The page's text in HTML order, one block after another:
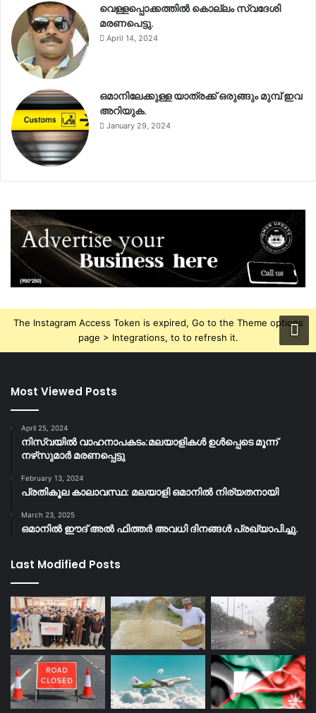
വെള്ളപ്പൊക്കത്തിൽ കൊല്ലം സ്വദേശി
മരണപെട്ടു.
April 14, 2024
ഒമാനിലേക്കുള്ള യാത്രക്ക് ഒരുങ്ങും മുമ്പ് ഇവ
അറിയുക.
January 29, 2024
The Instagram Access Token is expired, Go to the Theme options
page > Integrations, to to refresh it.
Most Viewed Posts
April 25, 2024
നിസ്‌വയിൽ വാഹനാപകടം:മലയാളികള്‍ ഉള്‍പ്പെടെ മൂന്ന്
നഴ്‌സുമാര്‍ മരണപ്പെട്ടു
February 13, 2024
പ്രതികൂല കാലാവസ്ഥ: മലയാളി ഒമാനിൽ നിര്യതനായി
March 23, 2025
ഒമാനിൽ ഈദ് അൽ ഫിത്തർ അവധി ദിനങ്ങൾ പ്രഖ്യാപിച്ചു.
Last Modified Posts